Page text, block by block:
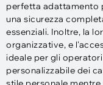
perfetta adattamento
una sicurezza
essenziali. Inoltre, la
organizzative, e
ideale per gli
personalizzabile dei